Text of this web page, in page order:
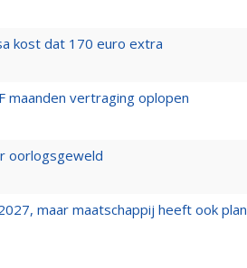
kost dat 170 euro extra
maanden vertraging oplopen
oorlogsgeweld
maar maatschappij heeft ook plan